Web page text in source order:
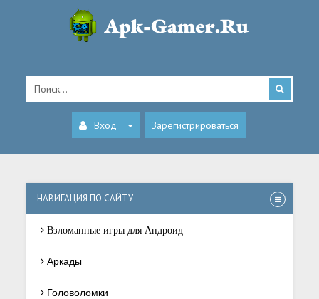
Вход Зарегистрироваться
НАВИГАЦИЯ ПО САЙТУ
Взломанные игры для Андроид
Аркады
Головоломки